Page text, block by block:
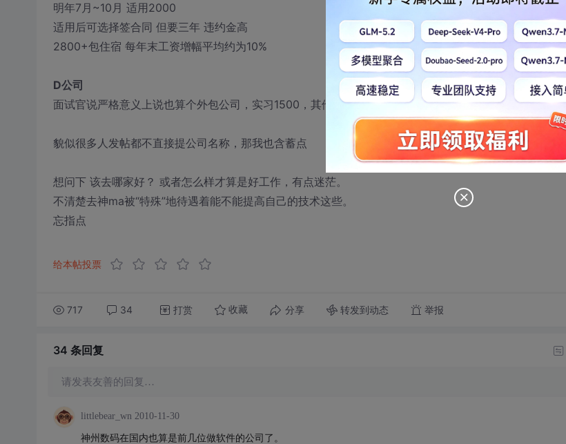
明年7月~10月 适用2000
适用后可选择签合同 但要三年 违约金高
2800+包住宿 每年末工资增幅平均约为10%
D公司
面试官说严格意义上说也算个外包公司，实习1500，其他待遇暂时记不清楚，明天问，好像还不错。
貌似很多人发帖都不直接提公司名称，那我也含蓄点
想问下 该去哪家好？ 或者怎么样才算是好工作，有点迷茫。
不清楚去神ma被“特殊”地待遇着能不能提高自己的技术这些。
忘指点
给本帖投票
717 34 打赏 收藏 分享 转发到动态 举报
34 条回复
请发表友善的回复…
littlebear_wn 2010-11-30
神州数码在国内也算是前几位做软件的公司了。